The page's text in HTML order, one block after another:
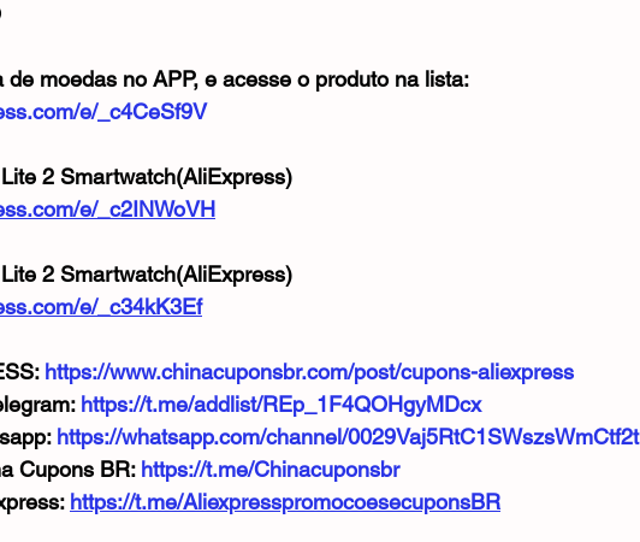
moedas no APP, e acesse o produto na lista:
e/_c4CeSf9V
2 Smartwatch(AliExpress)
e/_c2INWoVH
2 Smartwatch(AliExpress)
e/_c34kK3Ef
https://www.chinacuponsbr.com/post/cupons-aliexpress
https://t.me/addlist/REp_1F4QOHgyMDcx
https://whatsapp.com/channel/0029Vaj5RtC1SWszsWmCtf2t
Cupons BR: https://t.me/Chinacuponsbr
https://t.me/AliexpresspromocoesecuponsBR